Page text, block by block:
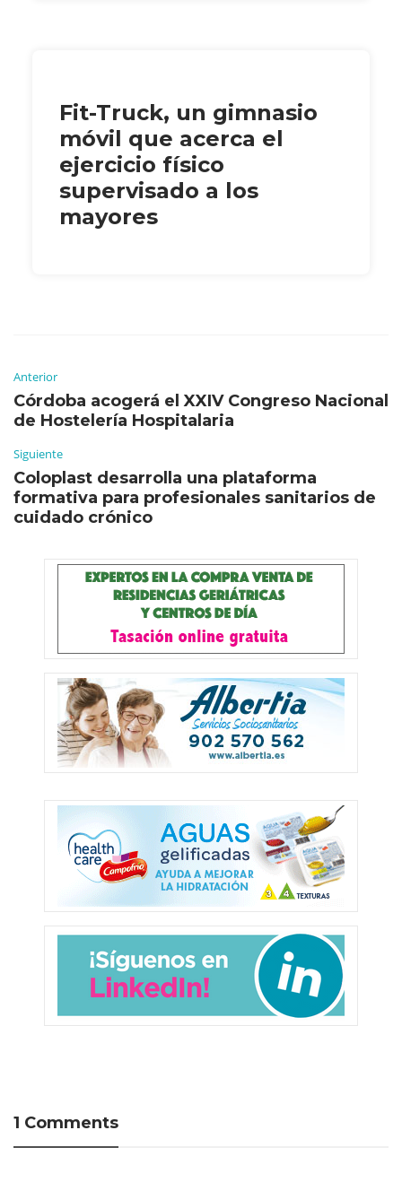
Fit-Truck, un gimnasio
móvil que acerca el
ejercicio físico
supervisado a los
mayores
Anterior
Córdoba acogerá el XXIV Congreso Nacional
de Hostelería Hospitalaria
Siguiente
Coloplast desarrolla una plataforma
formativa para profesionales sanitarios de
cuidado crónico
1 Comments